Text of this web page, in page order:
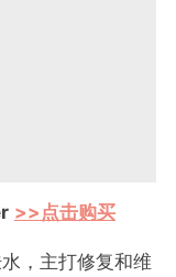
>>点击购买
，主打修复和维